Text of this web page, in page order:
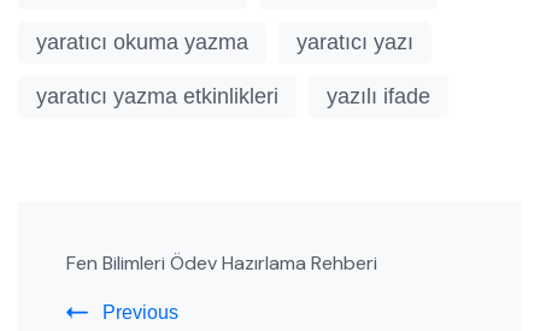
yaratıcı okuma yazma yaratıcı yazı
yaratıcı yazma etkinlikleri yazılı ifade
Navigation
Fen Bilimleri Ödev Hazırlama Rehberi
Previous